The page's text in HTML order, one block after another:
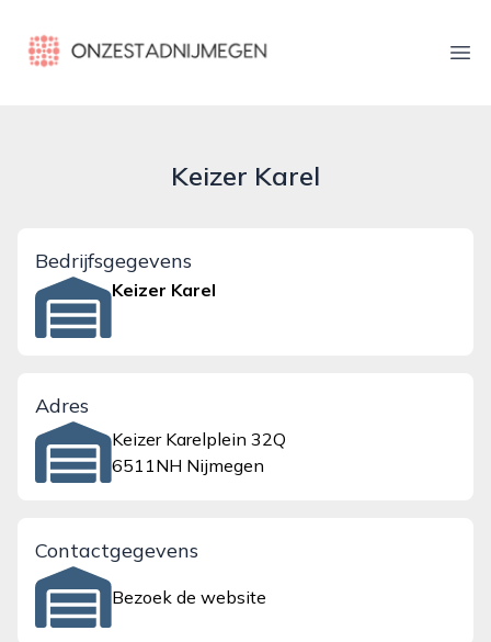
onzestadnijmegen.nl
Keizer Karel
Bedrijfsgegevens
Keizer Karel
Adres
Keizer Karelplein 32Q
6511NH Nijmegen
Contactgegevens
Bezoek de website